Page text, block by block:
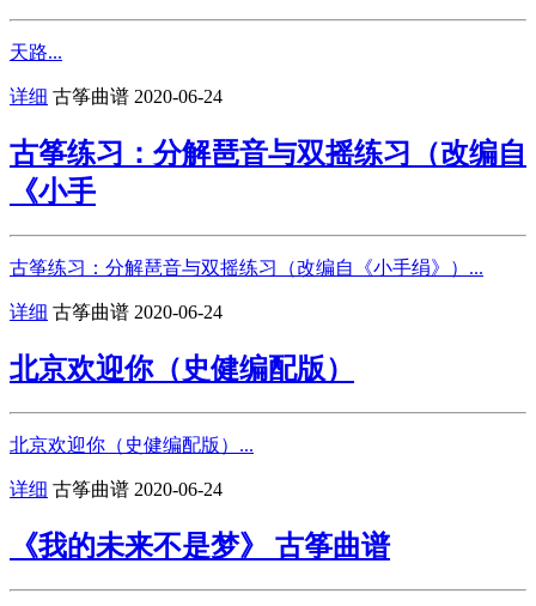
天路...
详细 古筝曲谱 2020-06-24
古筝练习：分解琶音与双摇练习（改编自
《小手
古筝练习：分解琶音与双摇练习（改编自《小手绢》）...
详细 古筝曲谱 2020-06-24
北京欢迎你（史健编配版）
北京欢迎你（史健编配版）...
详细 古筝曲谱 2020-06-24
《我的未来不是梦》 古筝曲谱